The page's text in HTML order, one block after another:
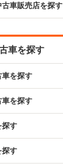
車販売店を探す
車を探す
車を探す
車を探す
探す
探す